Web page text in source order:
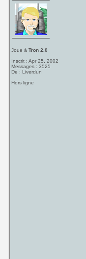
Joue àTron 2.0
Inscrit : Apr 25, 2002
Messages : 3525
De : Liverdun
Hors ligne